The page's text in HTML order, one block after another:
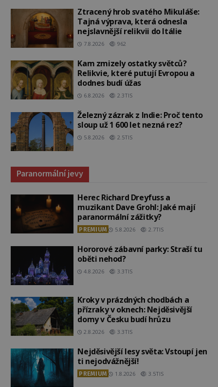
Ztracený hrob svatého Mikuláše:
Tajná výprava, která odnesla
nejslavnější relikvii do Itálie
7.8.2026 962
Kam zmizely ostatky světců?
Relikvie, které putují Evropou a
dodnes budí úžas
6.8.2026 2.3TIS
Železný zázrak z Indie: Proč tento
sloup už 1 600 let nezná rez?
5.8.2026 2.5TIS
Paranormální jevy
Herec Richard Dreyfuss a
muzikant Dave Grohl: Jaké mají
paranormální zážitky?
PREMIUM 5.8.2026 2.7TIS
Hororové zábavní parky: Straší tu
oběti nehod?
4.8.2026 3.3TIS
Kroky v prázdných chodbách a
přízraky v oknech: Nejděsivější
domy v Česku budí hrůzu
2.8.2026 3.3TIS
Nejděsivější lesy světa: Vstoupí jen
ti nejodvážnější!
PREMIUM 1.8.2026 3.5TIS